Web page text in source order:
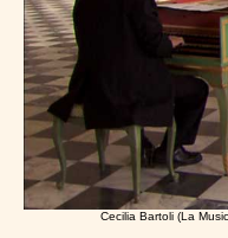
Cecilia Bartoli (La